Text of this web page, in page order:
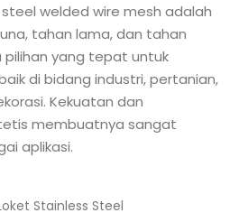
welded wire mesh adalah
tahan lama, dan tahan
pilihan yang tepat untuk
di bidang industri, pertanian,
Kekuatan dan
membuatnya sangat
aplikasi.
Stainless Steel